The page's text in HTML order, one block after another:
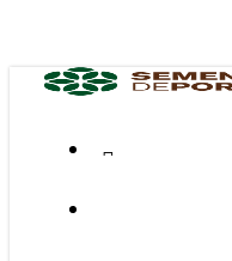
content